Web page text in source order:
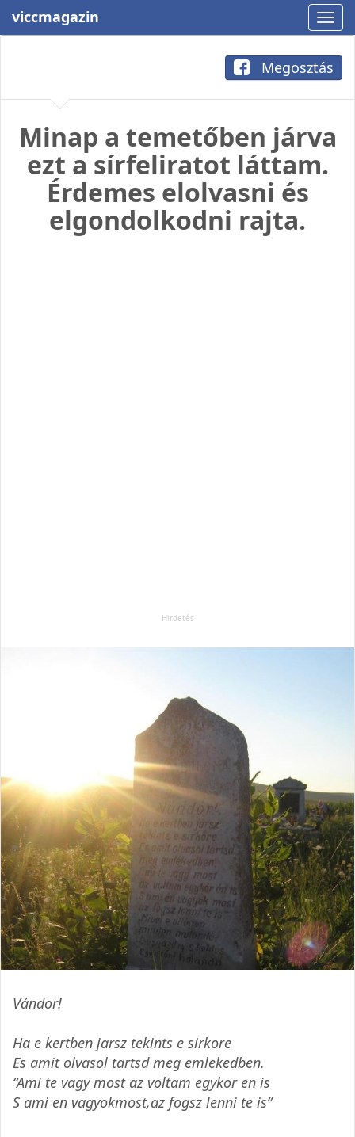
viccmagazin
Megosztás
Minap a temetőben járva
ezt a sírfeliratot láttam.
Érdemes elolvasni és
elgondolkodni rajta.
Vándor!
Ha e kertben jarsz tekints e sirkore
Es amit olvasol tartsd meg emlekedben.
“Ami te vagy most az voltam egykor en is
S ami en vagyokmost,az fogsz lenni te is”